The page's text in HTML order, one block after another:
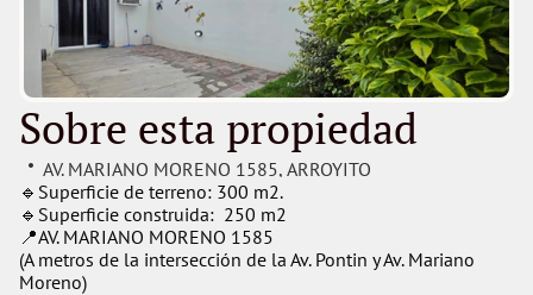
Sobre esta propiedad
AV. MARIANO MORENO 1585, ARROYITO
🔹Superficie de terreno: 300 m2.
🔹Superficie construida:  250 m2
📍AV. MARIANO MORENO 1585
(A metros de la intersección de la Av. Pontin y Av. Mariano
Moreno)